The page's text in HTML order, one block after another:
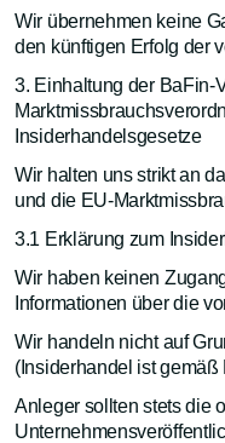
Wir übernehmen keine
den künftigen Erfolg der
3. Einhaltung der BaFin-
Insiderhandelsgesetze
Wir halten uns strikt an
und die EU-
3.1 Erklärung zum
Wir haben keinen
Informationen über die
Wir handeln nicht auf
(Insiderhandel ist gemäß
Anleger sollten stets die